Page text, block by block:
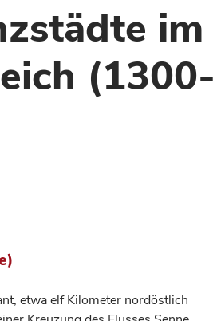
im
(1300-
etwa elf Kilometer nordöstlich